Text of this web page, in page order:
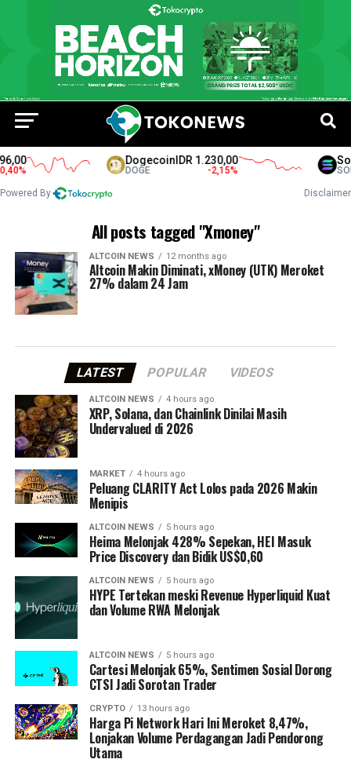
%
DogecoinIDR 1.230,00
DOGE -2,15 % SOL
Powered By Disclaimer
All posts tagged "Xmoney"
ALTCOIN NEWS 12 months ago
Altcoin Makin Diminati, xMoney (UTK) Meroket
27% dalam 24 Jam
LATEST POPULAR VIDEOS
ALTCOIN NEWS 4 hours ago
XRP, Solana, dan Chainlink Dinilai Masih
Undervalued di 2026
MARKET 4 hours ago
Peluang CLARITY Act Lolos pada 2026 Makin
Menipis
ALTCOIN NEWS 5 hours ago
Heima Melonjak 428% Sepekan, HEI Masuk
Price Discovery dan Bidik US$0,60
ALTCOIN NEWS 5 hours ago
HYPE Tertekan meski Revenue Hyperliquid Kuat
dan Volume RWA Melonjak
ALTCOIN NEWS 5 hours ago
Cartesi Melonjak 65%, Sentimen Sosial Dorong
CTSI Jadi Sorotan Trader
CRYPTO 13 hours ago
Harga Pi Network Hari Ini Meroket 8,47%,
Lonjakan Volume Perdagangan Jadi Pendorong
Utama